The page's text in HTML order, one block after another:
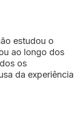
estudou o
ao longo dos
os
da experiência